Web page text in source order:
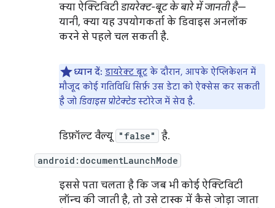
क्या ऐक्टिविटी डायरेक्ट-बूट के बारे में जानती है—
यानी, क्या यह उपयोगकर्ता के डिवाइस अनलॉक
करने से पहले चल सकती है.
ध्यान दें: डायरेक्ट बूट के दौरान, आपके ऐप्लिकेशन में
मौजूद कोई गतिविधि सिर्फ़ उस डेटा को ऐक्सेस कर सकती
है जो डिवाइस प्रोटेक्टेडस्टोरेज में सेव है.
डिफ़ॉल्ट वैल्यू "false" है.
android:documentLaunchMode
इससे पता चलता है कि जब भी कोई ऐक्टिविटी
लॉन्च की जाती है, तो उसे टास्क में कैसे जोड़ा जाता